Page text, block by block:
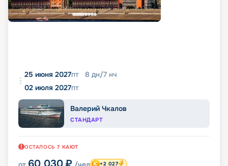
25 июня 2027пт 8 дн/7 нч
02 июля 2027пт
Валерий Чкалов
СТАНДАРТ
ОСТАЛОСЬ 7 КАЮТ
+2 027